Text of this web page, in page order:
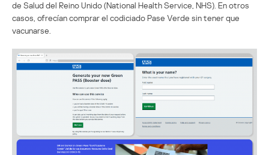
de Salud del Reino Unido (National Health Service, NHS). En otros
casos, ofrecían comprar el codiciado Pase Verde sin tener que
vacunarse.